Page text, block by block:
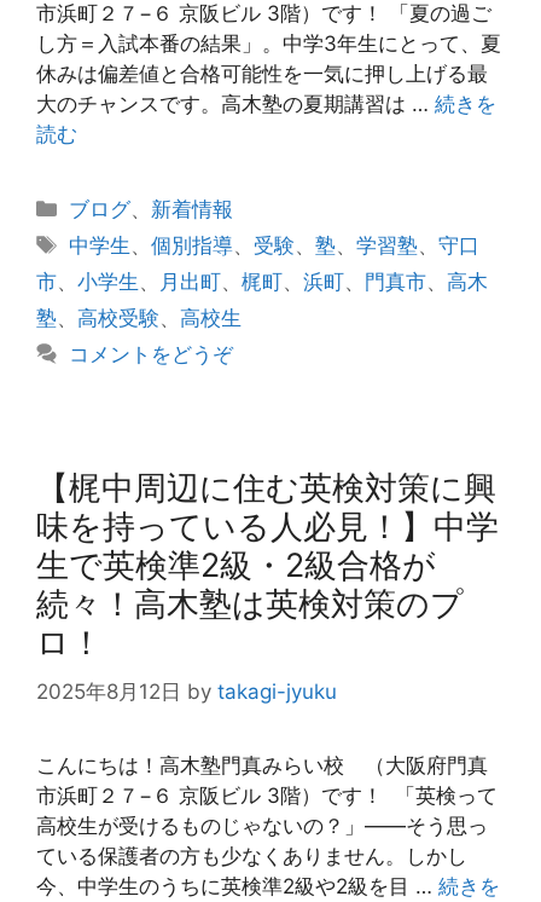
市浜町２７−６ 京阪ビル 3階）です！ 「夏の過ご
し方＝入試本番の結果」。中学3年生にとって、夏
休みは偏差値と合格可能性を一気に押し上げる最
大のチャンスです。高木塾の夏期講習は … 続きを
読む
カ
テ
リ
ー
ブログ、 新着情報
タ
グ
中学生 、個別指導、 受験、塾、学習塾、守口
市、 小学生 、 月出町、 梶町、 浜町、 門真市、 高木
塾、 高校受験、 高校生
コメントをどうぞ
【梶中周辺に住む英検対策に興
味を持っている人必見！】中学
生で英検準2級・2級合格が
続々！高木塾は英検対策のプ
ロ！
2025年8月12日 by takagi-jyuku
こんにちは！高木塾門真みらい校 （大阪府門真
市浜町２７−６ 京阪ビル 3階）です！ 「英検って
高校生が受けるものじゃないの？」――そう思っ
ている保護者の方も少なくありません。しかし
今、中学生のうちに英検準2級や2級を目 … 続きを